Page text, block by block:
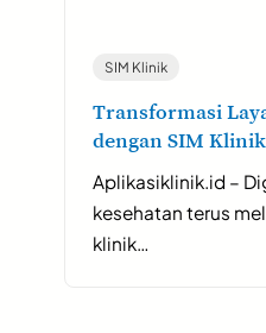
SIM Klinik
Transformasi
dengan SIM
Aplikasiklinik.id –
kesehatan terus
klinik…